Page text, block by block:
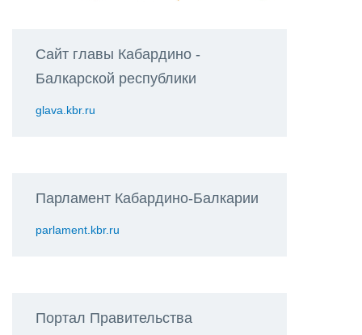
Сайт главы Кабардино -
Балкарской республики
glava.kbr.ru
Парламент Кабардино-Балкарии
parlament.kbr.ru
Портал Правительства